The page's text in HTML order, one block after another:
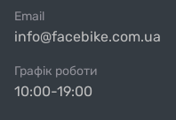
Email
info@facebike.com.ua
Графік роботи
10:00-19:00